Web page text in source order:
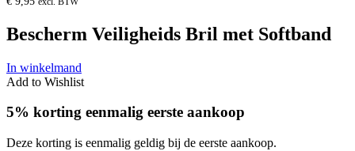
Bescherm Veiligheids Bril met Softband
In winkelmand
Add to Wishlist
5% korting eenmalig eerste aankoop
Deze korting is eenmalig geldig bij de eerste aankoop.